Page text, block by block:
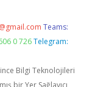
Teams:
0 726 Telegram:
Bilgi Teknolojileri
bir Yer Sağlayıcı